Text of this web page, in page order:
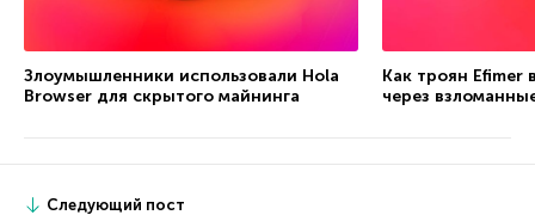
Злоумышленники использовали Hola
Browser для скрытого майнинга
Как троян Efimer
через
Следующий пост